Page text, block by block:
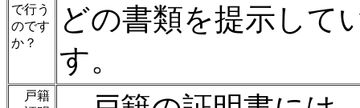
で行う
のです
か？
どの書類を提示して
す。
戸籍